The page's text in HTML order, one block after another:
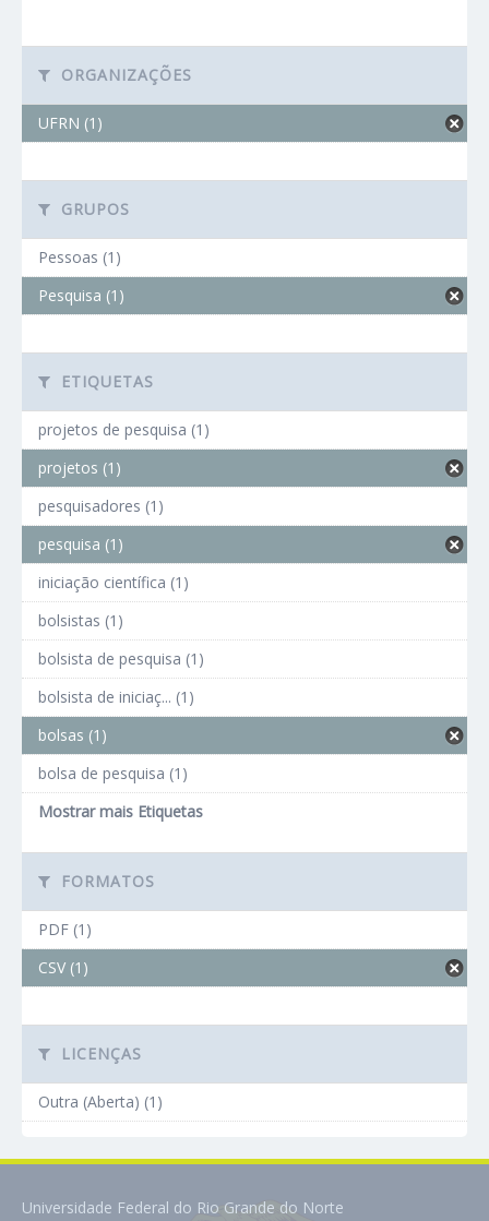
ORGANIZAÇÕES
UFRN (1)
GRUPOS
Pessoas (1)
Pesquisa (1)
ETIQUETAS
projetos de pesquisa (1)
projetos (1)
pesquisadores (1)
pesquisa (1)
iniciação científica (1)
bolsistas (1)
bolsista de pesquisa (1)
bolsista de iniciaç... (1)
bolsas (1)
bolsa de pesquisa (1)
Mostrar mais Etiquetas
FORMATOS
PDF (1)
CSV (1)
LICENÇAS
Outra (Aberta) (1)
Universidade Federal do Rio Grande do Norte